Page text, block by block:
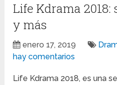
Life Kdrama 2018:
y más
enero 17, 2019
hay comentarios
Life Kdrama 2018, es una